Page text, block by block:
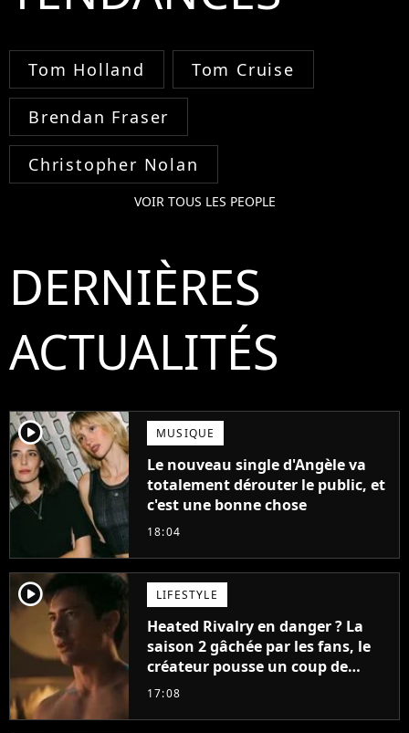
Tom Holland Tom Cruise
Brendan Fraser
Christopher Nolan
VOIR TOUS LES PEOPLE
DERNIÈRES
ACTUALITÉS
player2 MUSIQUE
Le nouveau single d'Angèle va
totalement dérouter le public, et
c'est une bonne chose
18:04
player2 LIFESTYLE
Heated Rivalry en danger ? La
saison 2 gâchée par les fans, le
créateur pousse un coup de
gueule
17:08